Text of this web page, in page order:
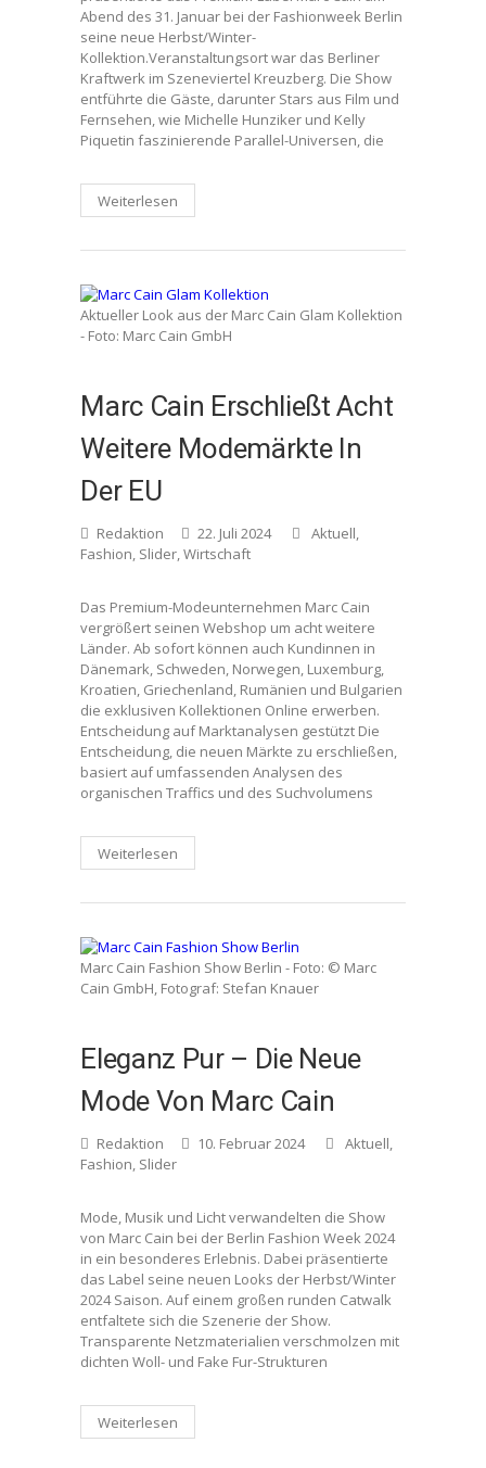
Abend des 31. Januar bei der Fashionweek Berlin
seine neue Herbst/Winter-
Kollektion.Veranstaltungsort war das Berliner
Kraftwerk im Szeneviertel Kreuzberg. Die Show
entführte die Gäste, darunter Stars aus Film und
Fernsehen, wie Michelle Hunziker und Kelly
Piquetin faszinierende Parallel-Universen, die
Weiterlesen
Aktueller Look aus der Marc Cain Glam Kollektion
- Foto: Marc Cain GmbH
Marc Cain Erschließt Acht
Weitere Modemärkte In
Der EU
Redaktion 22. Juli 2024 Aktuell,
Fashion, Slider,Wirtschaft
Das Premium-Modeunternehmen Marc Cain
vergrößert seinen Webshop um acht weitere
Länder. Ab sofort können auch Kundinnen in
Dänemark, Schweden, Norwegen, Luxemburg,
Kroatien, Griechenland, Rumänien und Bulgarien
die exklusiven Kollektionen Online erwerben.
Entscheidung auf Marktanalysen gestützt Die
Entscheidung, die neuen Märkte zu erschließen,
basiert auf umfassenden Analysen des
organischen Traffics und des Suchvolumens
Weiterlesen
Marc Cain Fashion Show Berlin - Foto: © Marc
Cain GmbH, Fotograf: Stefan Knauer
Eleganz Pur – Die Neue
Mode Von Marc Cain
Redaktion 10. Februar 2024 Aktuell,
Fashion, Slider
Mode, Musik und Licht verwandelten die Show
von Marc Cain bei der Berlin Fashion Week 2024
in ein besonderes Erlebnis. Dabei präsentierte
das Label seine neuen Looks der Herbst/Winter
2024 Saison. Auf einem großen runden Catwalk
entfaltete sich die Szenerie der Show.
Transparente Netzmaterialien verschmolzen mit
dichten Woll- und Fake Fur-Strukturen
Weiterlesen